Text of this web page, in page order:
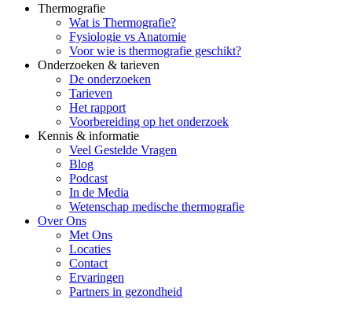
Thermografie
Wat is Thermografie?
Fysiologie vs Anatomie
Voor wie is thermografie geschikt?
Onderzoeken & tarieven
De onderzoeken
Tarieven
Het rapport
Voorbereiding op het onderzoek
Kennis & informatie
Veel Gestelde Vragen
Blog
Podcast
In de Media
Wetenschap medische thermografie
Over Ons
Met Ons
Locaties
Contact
Ervaringen
Partners in gezondheid